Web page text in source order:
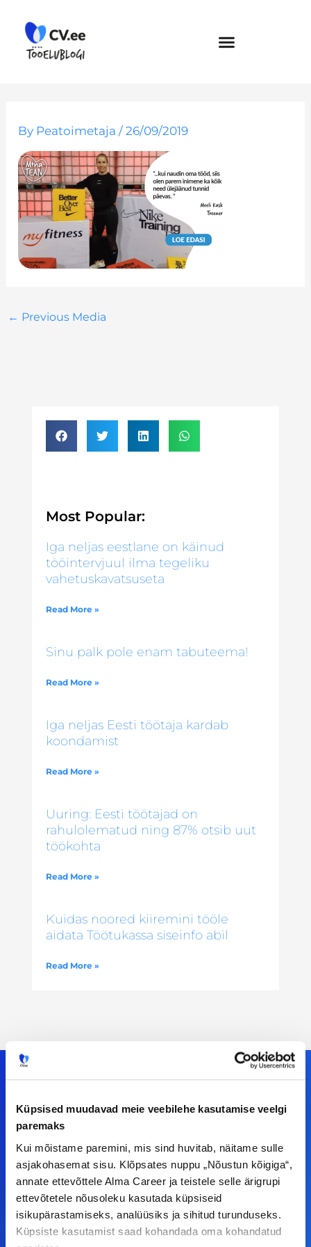
Küpsised muudavad meie veebilehe kasutamise veelgi
paremaks
Kui mõistame paremini, mis sind huvitab, näitame sulle
asjakohasemat sisu. Klõpsates nuppu „Nõustun kõigiga“,
annate ettevõttele Alma Career ja teistele selle ärigrupi
ettevõtetele nõusoleku kasutada küpsiseid
isikupärastamiseks, analüüsiks ja sihitud turunduseks.
Küpsiste kasutamist saad kohandada oma kohandatud
content
By Peatoimetaja/26/09/2019
← Previous Media
Most Popular:
Iga neljas eestlane on käinud
tööintervjuul ilma tegeliku
vahetuskavatsuseta
Read More »
Sinu palk pole enam tabuteema!
Read More »
Iga neljas Eesti töötaja kardab
koondamist
Read More »
Uuring: Eesti töötajad on
rahulolematud ning 87% otsib uut
töökohta
Read More »
Kuidas noored kiiremini tööle
aidata Töötukassa siseinfo abil
Read More »
Meiega leiad!
Tööelublogi.ee lehelt leiad kõik vajaliku, et olla
kursis tööturu uudistega. Kui sul on
ettepanekuid erinevate teemade osas või soovid
teha koostööd, siis võta meiega julgelt ühendust.